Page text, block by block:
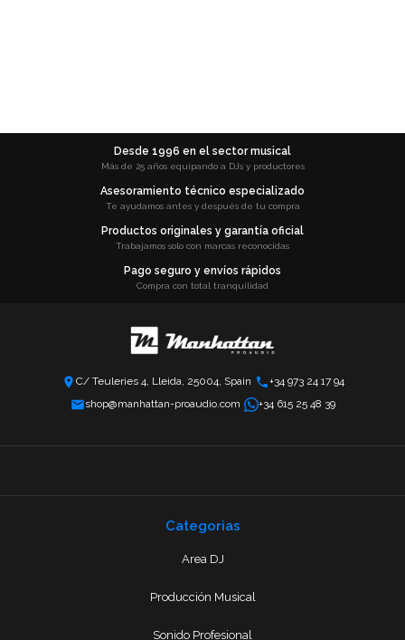
Desde 1996 en el sector musical
Más de 25 años equipando a DJs y productores
Asesoramiento técnico especializado
Te ayudamos antes y después de tu compra
Productos originales y garantía oficial
Trabajamos solo con marcas reconocidas
Pago seguro y envíos rápidos
Compra con total tranquilidad
C/ Teuleries 4, Lleida, 25004, Spain
+34 973 24 17 94
shop@manhattan-proaudio.com
+34 615 25 48 39
Categorias
Area DJ
Producción Musical
Sonido Profesional